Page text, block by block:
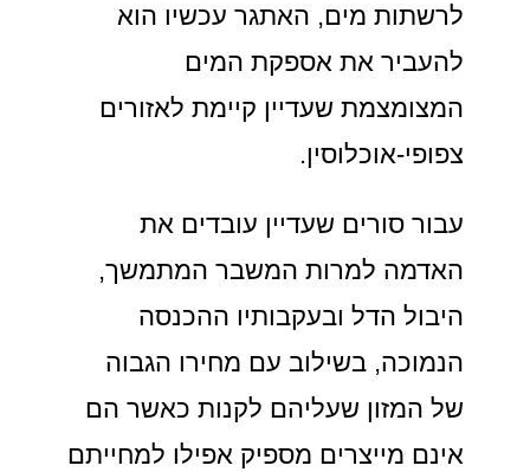
לרשתות מים, האתגר עכשיו הוא
להעביר את אספקת המים
המצומצמת שעדיין קיימת לאזורים
צפופי-אוכלוסין.
עבור סורים שעדיין עובדים את
האדמה למרות המשבר המתמשך,
היבול הדל ובעקבותיו ההכנסה
הנמוכה, בשילוב עם מחירו הגבוה
של המזון שעליהם לקנות כאשר הם
אינם מייצרים מספיק אפילו למחייתם